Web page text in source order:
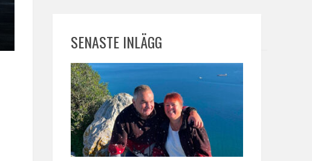
SENASTE INLÄGG